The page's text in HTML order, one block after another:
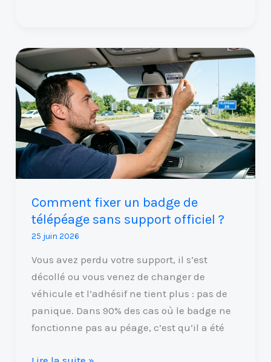
Comment fixer un badge de
télépéage sans support officiel ?
25 juin 2026
Vous avez perdu votre support, il s’est
décollé ou vous venez de changer de
véhicule et l’adhésif ne tient plus : pas de
panique. Dans 90% des cas où le badge ne
fonctionne pas au péage, c’est qu’il a été
Comment
fixer
un
badge
de
télépéage
sans
?